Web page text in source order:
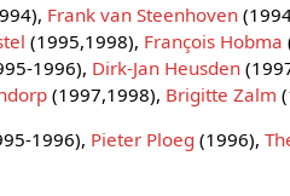
Frank van Steenhoven
(1995,1998), François Hobma
1996), Dirk-Jan Heusden
(1997,1998), Brigitte Zalm
1996), Pieter Ploeg (1996),